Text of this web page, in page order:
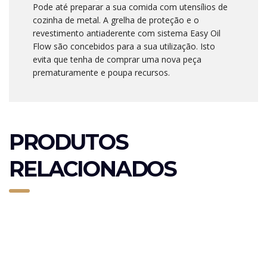
Pode até preparar a sua comida com utensílios de
cozinha de metal. A grelha de proteção e o
revestimento antiaderente com sistema Easy Oil
Flow são concebidos para a sua utilização. Isto
evita que tenha de comprar uma nova peça
prematuramente e poupa recursos.
PRODUTOS
RELACIONADOS